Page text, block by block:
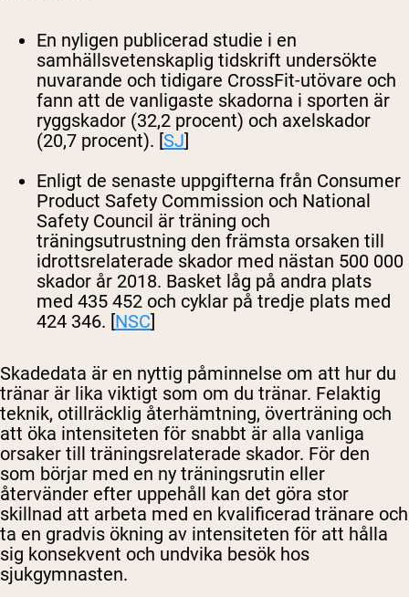
En nyligen publicerad studie i en
samhällsvetenskaplig tidskrift undersökte
nuvarande och tidigare CrossFit-utövare och
fann att de vanligaste skadorna i sporten är
ryggskador (32,2 procent) och axelskador
(20,7 procent). [SJ]
Enligt de senaste uppgifterna från Consumer
Product Safety Commission och National
Safety Council är träning och
träningsutrustning den främsta orsaken till
idrottsrelaterade skador med nästan 500 000
skador år 2018. Basket låg på andra plats
med 435 452 och cyklar på tredje plats med
424 346. [NSC]
Skadedata är en nyttig påminnelse om att hur du
tränar är lika viktigt som om du tränar. Felaktig
teknik, otillräcklig återhämtning, överträning och
att öka intensiteten för snabbt är alla vanliga
orsaker till träningsrelaterade skador. För den
som börjar med en ny träningsrutin eller
återvänder efter uppehåll kan det göra stor
skillnad att arbeta med en kvalificerad tränare och
ta en gradvis ökning av intensiteten för att hålla
sig konsekvent och undvika besök hos
sjukgymnasten.